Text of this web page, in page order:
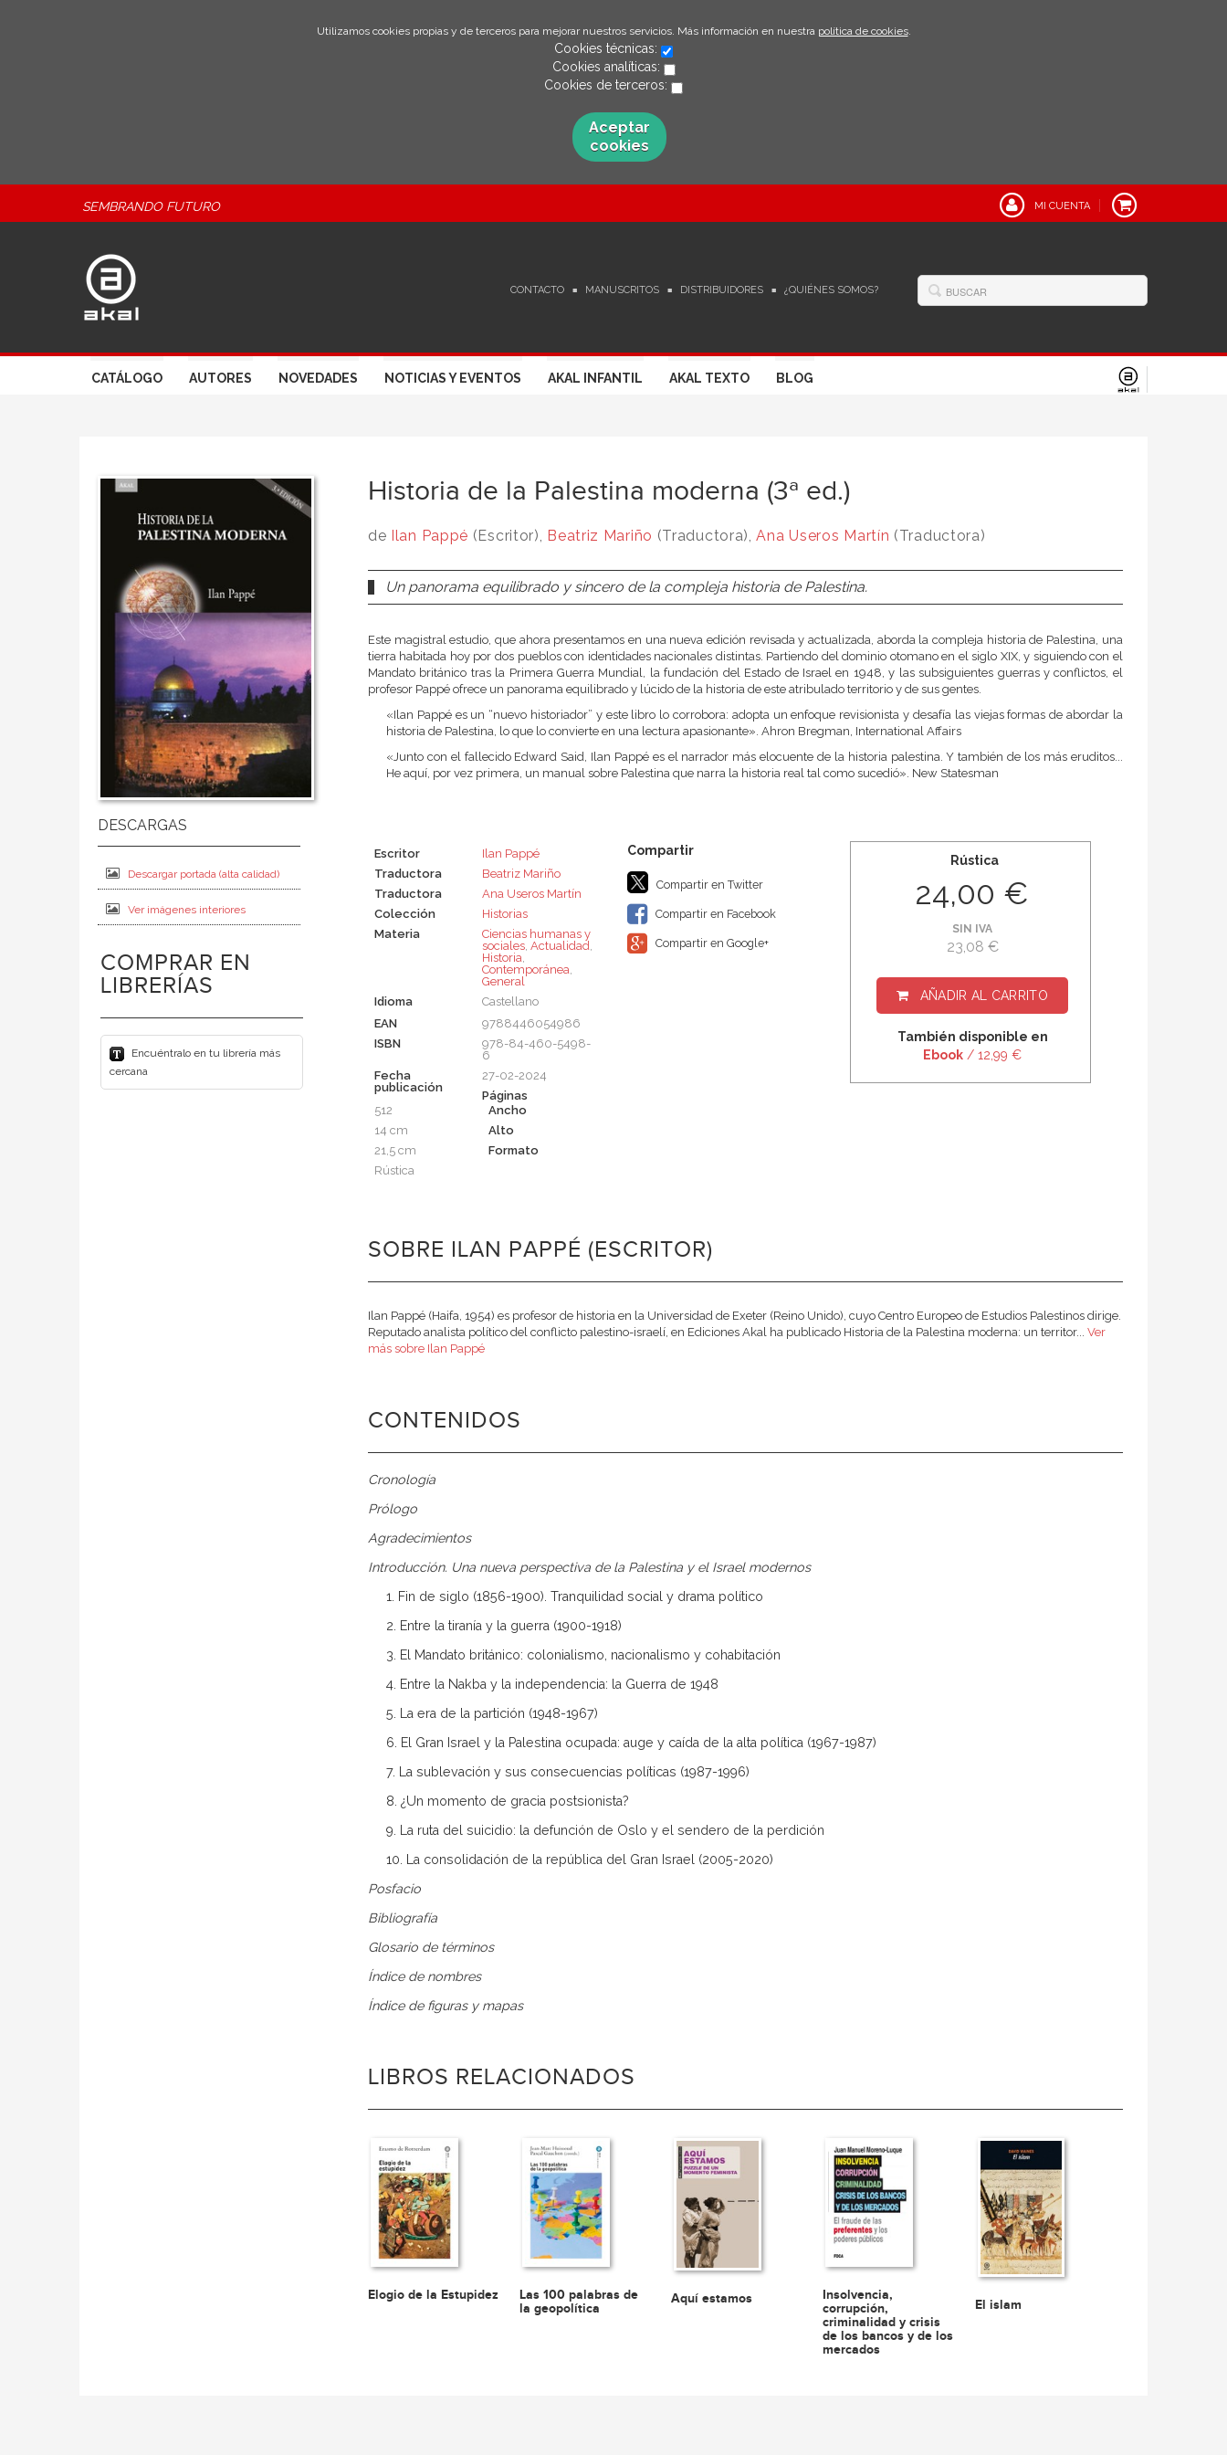
Utilizamos cookies propias y de terceros para mejorar nuestros servicios. Más información en nuestra política de cookies.
Cookies técnicas:
Cookies analíticas:
Cookies de terceros:
Aceptar
cookies
SEMBRANDO FUTURO MI CUENTA
CONTACTO MANUSCRITOS DISTRIBUIDORES ¿QUIÉNES SOMOS?
CATÁLOGO AUTORES NOVEDADES NOTICIAS Y EVENTOS AKAL INFANTIL AKAL TEXTO BLOG
Descargar portada (alta calidad)
Ver imágenes interiores
COMPRAR EN
LIBRERÍAS
Encuéntralo en tu librería más
cercana
Historia de la Palestina moderna (3ª ed.)
de Ilan Pappé (Escritor), Beatriz Mariño (Traductora),Ana Useros Martín (Traductora)
Un panorama equilibrado y sincero de la compleja historia de Palestina.
Este magistral estudio, que ahora presentamos en una nueva edición revisada y actualizada, aborda la compleja historia de Palestina, una
tierra habitada hoy por dos pueblos con identidades nacionales distintas. Partiendo del dominio otomano en el siglo XIX, y siguiendo con el
Mandato británico tras la Primera Guerra Mundial, la fundación del Estado de Israel en 1948, y las subsiguientes guerras y conflictos, el
profesor Pappé ofrece un panorama equilibrado y lúcido de la historia de este atribulado territorio y de sus gentes.
«Ilan Pappé es un “nuevo historiador” y este libro lo corrobora: adopta un enfoque revisionista y desafía las viejas formas de abordar la
historia de Palestina, lo que lo convierte en una lectura apasionante». Ahron Bregman, International Affairs
«Junto con el fallecido Edward Said, Ilan Pappé es el narrador más elocuente de la historia palestina. Y también de los más eruditos...
He aquí, por vez primera, un manual sobre Palestina que narra la historia real tal como sucedió». New Statesman
Escritor
Ilan Pappé
Traductora
Beatriz Mariño
Traductora
Ana Useros Martín
Colección
Historias
Materia
Ciencias humanas y
sociales, Actualidad,
Historia,
Contemporánea,
General
Idioma
Castellano
EAN
9788446054986
ISBN
978-84-460-5498-
6
Fecha
publicación
27-02-2024
Páginas
512
Ancho
14 cm
Alto
21,5 cm
Formato
Rústica
Compartir en Twitter
Compartir en Facebook
Compartir en Google+
Rústica
24,00 €
SIN IVA
23,08 €
AÑADIR AL CARRITO
También disponible en
Ebook / 12,99 €
SOBRE ILAN PAPPÉ (ESCRITOR)
Ilan Pappé (Haifa, 1954) es profesor de his­toria en la Universidad de Exeter (Reino Unido), cuyo Centro Europeo de Estudios Palestinos dirige.
Reputado analista político del conflicto palestino-israelí, en Ediciones Akal ha publicado Historia de la Palestina moderna: un territor... Ver
más sobre Ilan Pappé
CONTENIDOS
Cronología
Prólogo
Agradecimientos
Introducción. Una nueva perspectiva de la Palestina y el Israel modernos
1. Fin de siglo (1856-1900). Tranquilidad social y drama político
2. Entre la tiranía y la guerra (1900-1918)
3. El Mandato británico: colonialismo, nacionalismo y cohabitación
4. Entre la Nakba y la independencia: la Guerra de 1948
5. La era de la partición (1948-1967)
6. El Gran Israel y la Palestina ocupada: auge y caída de la alta política (1967-1987)
7. La sublevación y sus consecuencias políticas (1987-1996)
8. ¿Un momento de gracia postsionista?
9. La ruta del suicidio: la defunción de Oslo y el sendero de la perdición
10. La consolidación de la república del Gran Israel (2005-2020)
Posfacio
Bibliografía
Glosario de términos
Índice de nombres
Índice de figuras y mapas
LIBROS RELACIONADOS
Elogio de la Estupidez
Las 100 palabras de
la geopolítica
Aquí estamos
Insolvencia,
corrupción,
criminalidad y crisis
de los bancos y de los
mercados
El islam